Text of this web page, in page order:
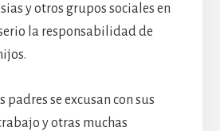
y otros grupos sociales en
la responsabilidad de
padres se excusan con sus
y otras muchas